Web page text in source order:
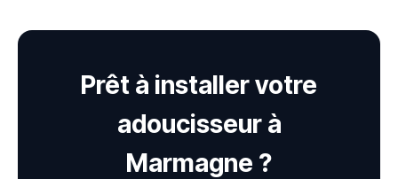
Prêt à installer votre
adoucisseur à
Marmagne ?